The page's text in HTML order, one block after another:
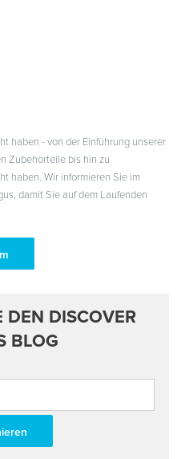
haben - von der Einführung unserer
Zubehörteile bis hin zu
haben. Wir informieren Sie im
damit Sie auf dem Laufenden
DEN DISCOVER
BLOG